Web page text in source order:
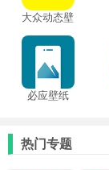
大众动态壁
必应壁纸
热门专题